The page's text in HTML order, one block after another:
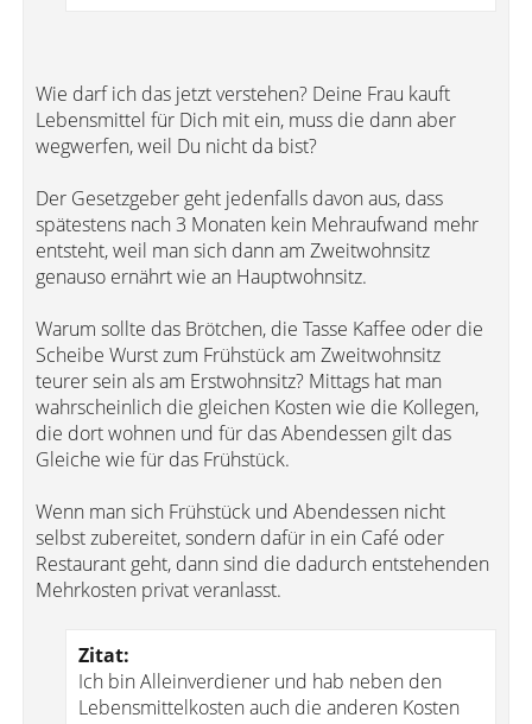
Wie darf ich das jetzt verstehen? Deine Frau kauft
Lebensmittel für Dich mit ein, muss die dann aber
wegwerfen, weil Du nicht da bist?
Der Gesetzgeber geht jedenfalls davon aus, dass
spätestens nach 3 Monaten kein Mehraufwand mehr
entsteht, weil man sich dann am Zweitwohnsitz
genauso ernährt wie an Hauptwohnsitz.
Warum sollte das Brötchen, die Tasse Kaffee oder die
Scheibe Wurst zum Frühstück am Zweitwohnsitz
teurer sein als am Erstwohnsitz? Mittags hat man
wahrscheinlich die gleichen Kosten wie die Kollegen,
die dort wohnen und für das Abendessen gilt das
Gleiche wie für das Frühstück.
Wenn man sich Frühstück und Abendessen nicht
selbst zubereitet, sondern dafür in ein Café oder
Restaurant geht, dann sind die dadurch entstehenden
Mehrkosten privat veranlasst.
Zitat:
Ich bin Alleinverdiener und hab neben den
Lebensmittelkosten auch die anderen Kosten